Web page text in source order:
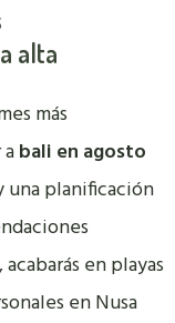
alta
más
bali en agosto
planificación
en playas
en Nusa